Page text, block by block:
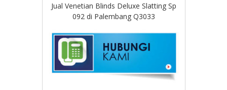
Jual Venetian Blinds Deluxe Slatting Sp
092 di Palembang Q3033